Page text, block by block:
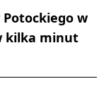
Potockiego w
kilka minut